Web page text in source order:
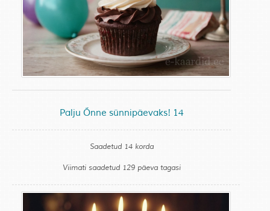
Palju Õnne sünnipäevaks! 14
Saadetud 14 korda
Viimati saadetud 129 päeva tagasi